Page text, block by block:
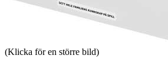
(Klicka för en större bild)